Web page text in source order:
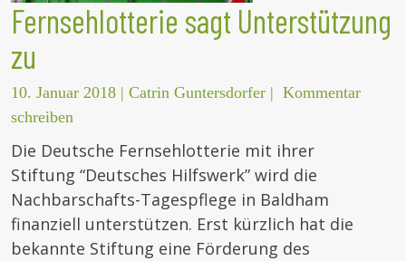
Fernsehlotterie sagt Unterstützung
zu
10. Januar 2018 | Catrin Guntersdorfer | Kommentar
schreiben
Die Deutsche Fernsehlotterie mit ihrer
Stiftung “Deutsches Hilfswerk” wird die
Nachbarschafts-Tagespflege in Baldham
finanziell unterstützen. Erst kürzlich hat die
bekannte Stiftung eine Förderung des